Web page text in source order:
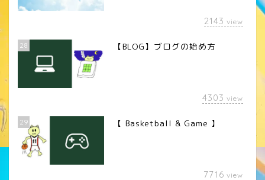
2143 view
28 【BLOG】ブログの始め方
4303 view
29 【 Basketball & Game 】
7716 view